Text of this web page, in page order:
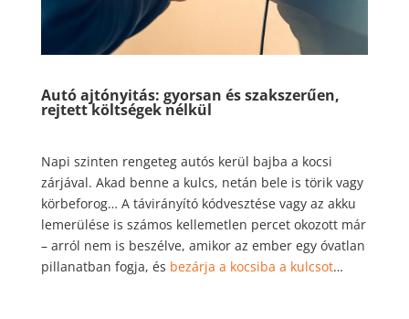
Autó ajtónyitás: gyorsan és szakszerűen,
rejtett költségek nélkül
Napi szinten rengeteg autós kerül bajba a kocsi
zárjával. Akad benne a kulcs, netán bele is törik vagy
körbeforog… A távirányító kódvesztése vagy az akku
lemerülése is számos kellemetlen percet okozott már
– arról nem is beszélve, amikor az ember egy óvatlan
pillanatban fogja, és bezárja a kocsiba a kulcsot…